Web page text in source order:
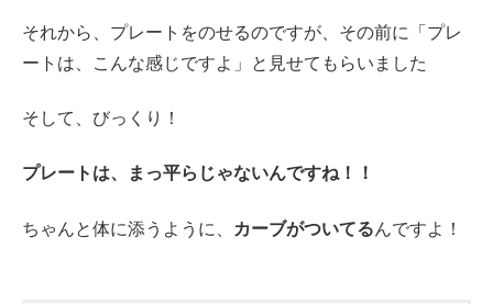
それから、プレートをのせるのですが、その前に「プレ
ートは、こんな感じですよ」と見せてもらいました
そして、びっくり！
プレートは、まっ平らじゃないんですね！！
ちゃんと体に添うように、 カーブがついてるんですよ！